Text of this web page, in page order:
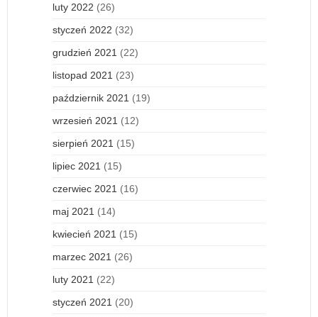
luty 2022 (26)
styczeń 2022 (32)
grudzień 2021 (22)
listopad 2021 (23)
październik 2021 (19)
wrzesień 2021 (12)
sierpień 2021 (15)
lipiec 2021 (15)
czerwiec 2021 (16)
maj 2021 (14)
kwiecień 2021 (15)
marzec 2021 (26)
luty 2021 (22)
styczeń 2021 (20)